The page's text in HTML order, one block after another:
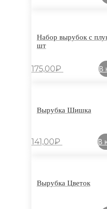
Набор вырубок с
шт
175,00₽ В
Вырубка Шишка
141,00₽ В
Вырубка Цветок